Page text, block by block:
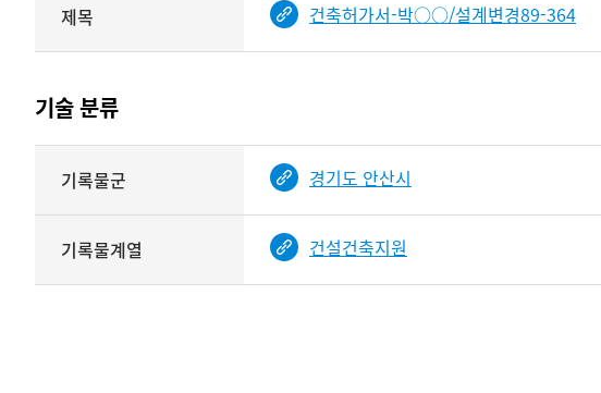
기여자
제공됨
<
기록물
건의
제목를
보여주는
표
제목 건축허가서-박○○/설계변경89-364
기술 분류
분류
정보를
보여주는
표
기록물군 경기도 안산시
기록물계열 건설건축지원